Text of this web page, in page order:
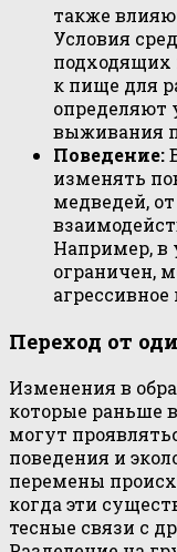
также
Условия
подходящих
к пище для
определяют
выживания
Поведение:
изменять
медведей,
Например, в
ограничен,
Переход от
Изменения в
которые раньше
могут
поведения и
перемены
когда эти
тесные связи с